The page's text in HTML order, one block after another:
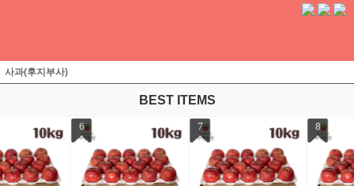
사과(후지부사)
BEST ITEMS